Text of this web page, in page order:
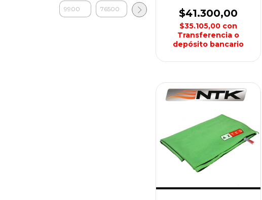
AZTEQ
$41.300,00
$35.105,00 con
Transferencia o
depósito bancario